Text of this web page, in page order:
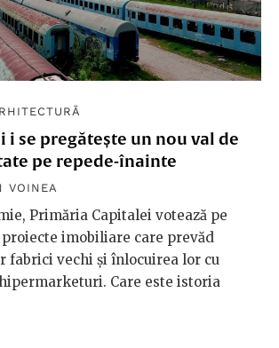
i se pregătește un nou val de
pe repede-înainte
VOINEA
Primăria Capitalei votează pe
imobiliare care prevăd
fabrici vechi și înlocuirea lor cu
Care este istoria